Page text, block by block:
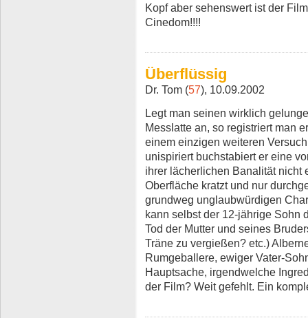
Kopf aber sehenswert ist der
Cinedom!!!!
Überflüssig
Dr. Tom (57), 10.09.2002
Legt man seinen wirklich
Messlatte an, so registriert man
einem einzigen weiteren
unispiriert buchstabiert er eine
ihrer lächerlichen Banalität nicht
Oberfläche kratzt und nur
grundweg unglaubwürdigen
kann selbst der 12-jährige Sohn
Tod der Mutter und seines
Träne zu vergießen? etc.)
Rumgeballere, ewiger Vater-
Hauptsache, irgendwelche
der Film? Weit gefehlt. Ein